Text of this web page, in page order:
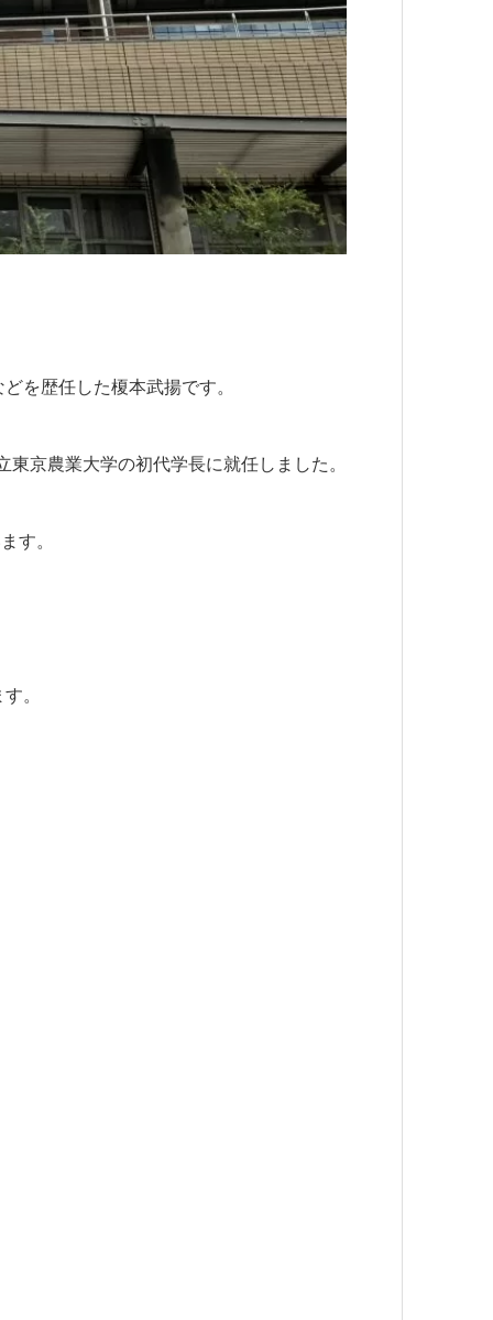
を歴任した榎本武揚です。
京農業大学の初代学長に就任しました。
す。
。